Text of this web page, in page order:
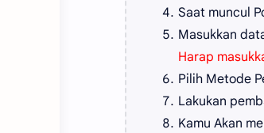
Saat muncul
Masukkan
Harap
Pilih Metode
Lakukan
Kamu Akan